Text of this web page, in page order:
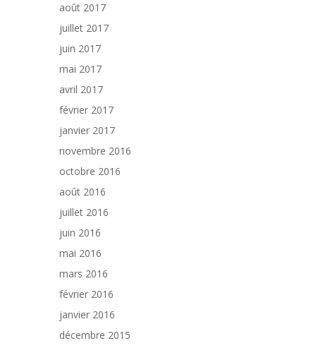
août 2017
juillet 2017
juin 2017
mai 2017
avril 2017
février 2017
janvier 2017
novembre 2016
octobre 2016
août 2016
juillet 2016
juin 2016
mai 2016
mars 2016
février 2016
janvier 2016
décembre 2015